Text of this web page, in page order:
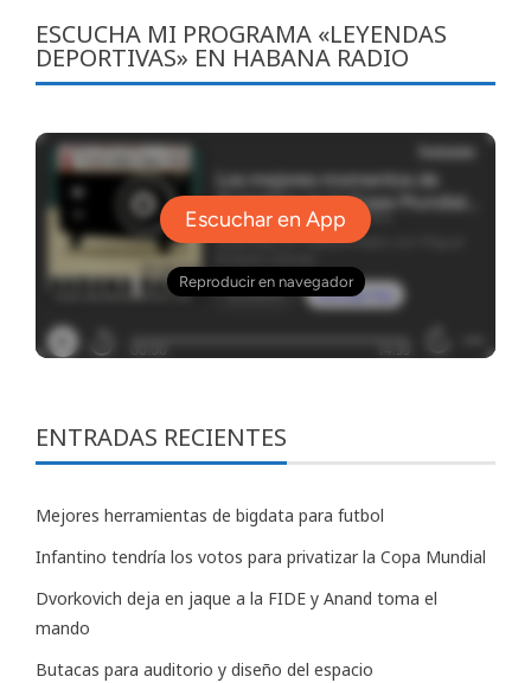
ESCUCHA MI PROGRAMA «LEYENDAS
DEPORTIVAS» EN HABANA RADIO
ENTRADAS RECIENTES
Mejores herramientas de bigdata para futbol
Infantino tendría los votos para privatizar la Copa Mundial
Dvorkovich deja en jaque a la FIDE y Anand toma el
mando
Butacas para auditorio y diseño del espacio